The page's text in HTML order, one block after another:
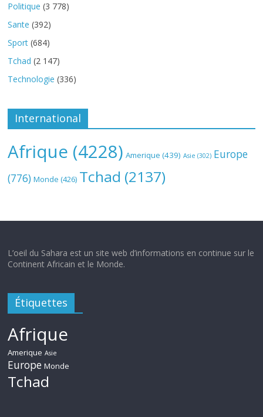
Politique (3 778)
Sante (392)
Sport (684)
Tchad (2 147)
Technologie (336)
International
Afrique (4228) Amerique (439) Asie (302) Europe
(776) Monde (426) Tchad (2137)
L’oeil du Sahara est un site web d’informations en continue sur le
Continent Africain et le Monde.
Étiquettes
Afrique
Amerique Asie
Europe Monde
Tchad